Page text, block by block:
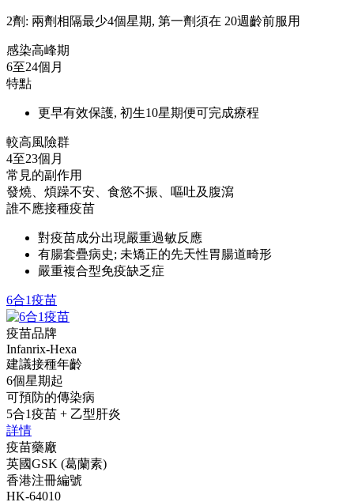
2劑: 兩劑相隔最少4個星期, 第一劑須在 20週齡前服用
感染高峰期
6至24個月
特點
更早有效保護, 初生10星期便可完成療程
較高風險群
4至23個月
常見的副作用
發燒、煩躁不安、食慾不振、嘔吐及腹瀉
誰不應接種疫苗
對疫苗成分出現嚴重過敏反應
有腸套疊病史; 未矯正的先天性胃腸道畸形
嚴重複合型免疫缺乏症
6合1疫苗
疫苗品牌
Infanrix-Hexa
建議接種年齡
6個星期起
可預防的傳染病
5合1疫苗 + 乙型肝炎
詳情
疫苗藥廠
英國GSK (葛蘭素)
香港注冊編號
HK-64010